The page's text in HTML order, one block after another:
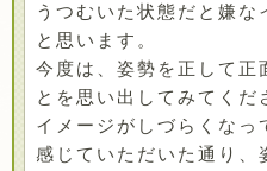
うつむいた状態だと嫌な
と思います。
今度は、姿勢を正して正
とを思い出してみてくだ
イメージがしづらくなっ
感じていただいた通り、